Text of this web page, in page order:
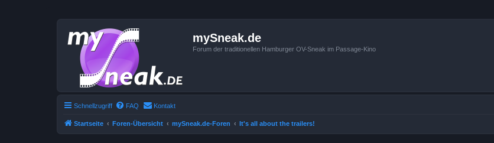
mySneak.de
Forum der traditionellen Hamburger OV-Sneak im Passage-Kino
Schnellzugriff FAQ Kontakt
Startseite Foren-Übersicht mySneak.de-Foren It's all about the trailers!